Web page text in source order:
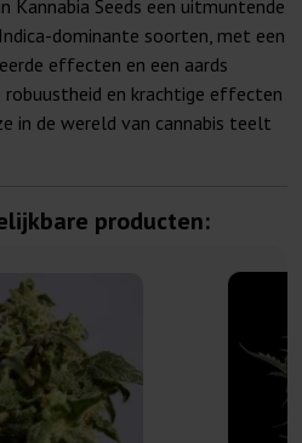
Kannabia Seeds een uitmuntende
dominante soorten, met een
effecten en een aards
robuustheid en krachtige effecten
in de wereld van cannabis teelt
producten: